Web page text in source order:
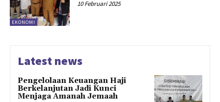
EKONOMI
10 Februari 2025
Latest news
Pengelolaan Keuangan Haji
Berkelanjutan Jadi Kunci
Menjaga Amanah Jemaah